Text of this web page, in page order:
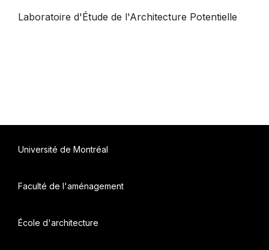
Laboratoire d'Étude de l'Architecture Potentielle
Université de Montréal
Faculté de l'aménagement
École d'architecture